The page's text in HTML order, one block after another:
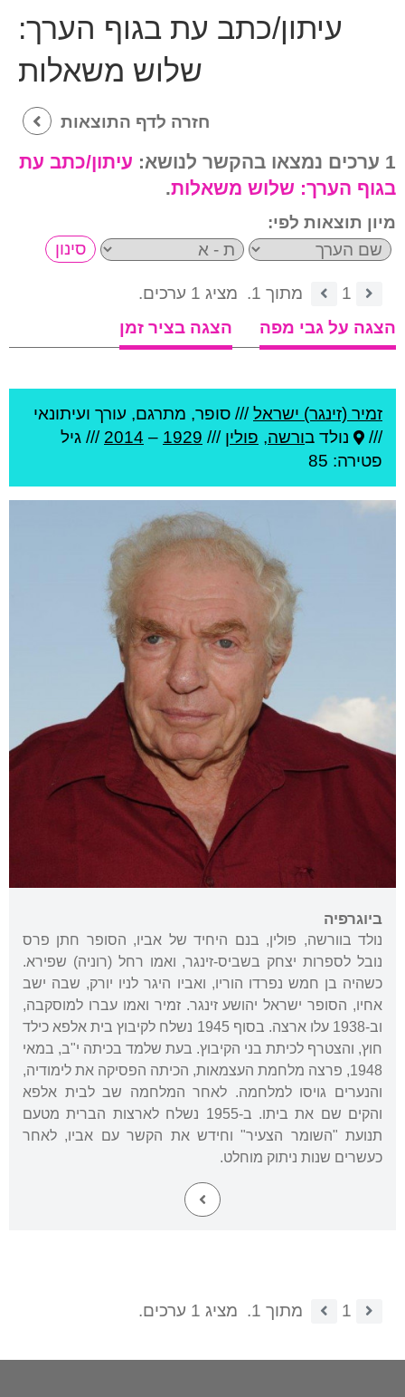
עיתון/כתב עת בגוף הערך:
שלוש משאלות
חזרה לדף התוצאות
1 ערכים נמצאו בהקשר לנושא:
עיתון/כתב עת
בגוף הערך: שלוש משאלות.
מיון תוצאות לפי:
1 מתוך 1.
מציג 1 ערכים.
הצגה על גבי מפה
הצגה בציר זמן
זמיר (זינגר) ישראל/// סופר, מתרגם, עורך ועיתונאי
///
נולד בורשה, פולין ///
1929
–
2014 /// גיל
פטירה: 85
ביוגרפיה
נולד בוורשה, פולין, בנם היחיד של אביו, הסופר חתן פרס
נובל לספרות יצחק בשביס-זינגר, ואמו רחל (רוניה) שפירא.
כשהיה בן חמש נפרדו הוריו, ואביו היגר לניו יורק, שבה ישב
אחיו, הסופר ישראל יהושע זינגר. זמיר ואמו עברו למוסקבה,
וב-1938 עלו ארצה. בסוף 1945 נשלח לקיבוץ בית אלפא כילד
חוץ, והצטרף לכיתת בני הקיבוץ. בעת שלמד בכיתה י"ב, במאי
1948, פרצה מלחמת העצמאות, הכיתה הפסיקה את לימודיה,
והנערים גויסו למלחמה. לאחר המלחמה שב לבית אלפא
והקים שם את ביתו. ב-1955 נשלח לארצות הברית מטעם
תנועת "השומר הצעיר" וחידש את הקשר עם אביו, לאחר
כעשרים שנות ניתוק מוחלט.
1 מתוך 1. מציג 1 ערכים.